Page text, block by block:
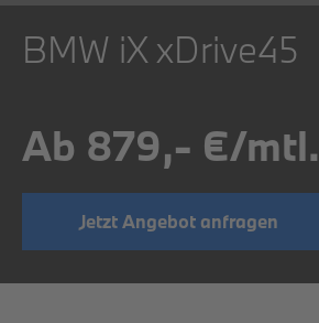
BMW iX xDrive45
Ab 879,- €/mtl.
Jetzt Angebot anfragen